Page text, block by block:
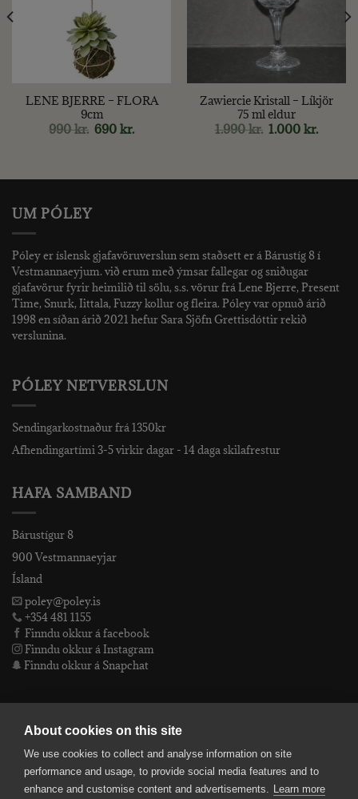
LENE BJERRE – FLORA
9cm
990kr. Original
price
690kr.Current
price
Zawiercie Kristall – Líkjör
75 ml eldur
1.990kr. Original
price
1.000kr.
price
UM PÓLEY
Póley er íslensk gjafavöruverslun sem staðsett er á Bárustíg 8 í
Vestmannaeyjum. við erum með ýmsar fallegar og sniðugar
gjafavörur fyrir heimilið til sölu, s.s. vörur frá Lene Bjerre, Present
Time, Snurk, Iittala, Fuzzy kollur og fleira. Póley var opnuð árið
1998 en síðan árið 2021 hefur Sara Sjöfn Grettisdóttir rekið
verslunina.
PÓLEY NETVERSLUN
Sendingarkostnaður frá 1350kr
Afhendingartími 3-5 virkir dagar - 14 daga skilafrestur
HAFA SAMBAND
Bárustígur 8
900 Vestmannaeyjar
Ísland
poley@poley.is
+354 481 1155
Finndu okkur á facebook
Finndu okkur á Instagram
Finndu okkur á Snapchat
Póley ehf
kt: 4905072480
About cookies on this site
We use cookies to collect and analyse information on site
performance and usage, to provide social media features and to
enhance and customise content and advertisements. Learn more